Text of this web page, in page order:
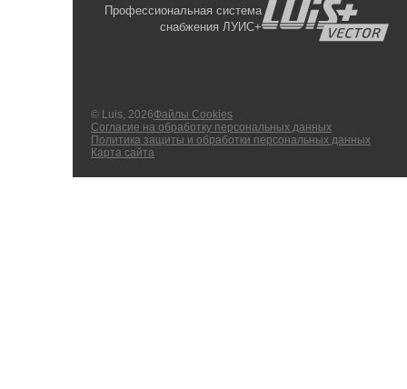
Профессиональная система
снабжения ЛУИС+
© Luis, 2026Файлы Cookies
Согласие на обработку персональных данных
Политика защиты и обработки персональных данных
Карта сайта